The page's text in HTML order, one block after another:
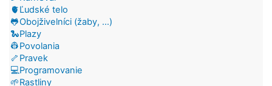
🫀Ľudské telo
🐸Obojživelníci (žaby, ...)
🐍Plazy
👷Povolania
🦴Pravek
💻Programovanie
🌱Rastliny